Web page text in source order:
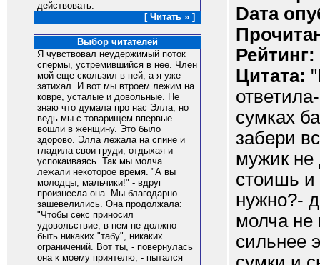
действовать.
[ Читать » ]
Выбор читателей
Я чувствовал неудержимый поток
спермы, устремившийся в нее. Член
мой еще скользил в ней, а я уже
затихал. И вот мы втроем лежим на
ковре, усталые и довольные. Не
знаю что думала про нас Элла, но
ведь мы с товарищем впервые
вошли в женщину. Это было
здорово. Элла лежала на спине и
гладила свои груди, отдыхая и
успокаиваясь. Так мы молча
лежали некоторое время. "А вы
молодцы, мальчики!" - вдруг
произнесла она. Мы благодарно
зашевелились. Она продолжала:
"Чтобы секс приносил
удовольствие, в нем не должно
быть никаких "табу", никаких
ограничений. Вот ты, - повернулась
она к моему приятелю, - пытался
Dата
Рейтинг:
Цитата:
сумках
забери
мужик не
стоишь и
нужно?-
молча не
сильнее